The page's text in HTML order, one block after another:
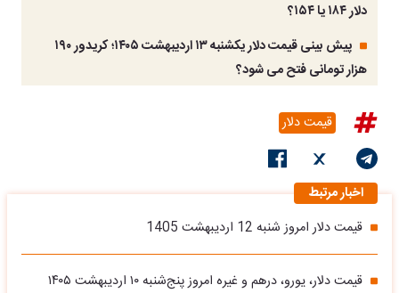
دلار ۱۸۴ یا ۱۵۴؟
پیش بینی قیمت دلار یکشنبه ۱۳ اردیبهشت ۱۴۰۵؛ کریدور ۱۹۰
هزار تومانی فتح می شود؟
قیمت دلار
اخبار مرتبط
قیمت دلار امروز شنبه 12 اردیبهشت 1405
قیمت دلار، یورو، درهم و غیره امروز پنج‌شنبه ۱۰ اردیبهشت ۱۴۰۵